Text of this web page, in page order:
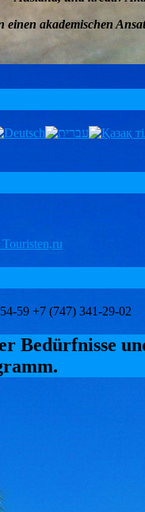
einen akademischen
59 +7 (747) 341-29-02
Bedürfnisse